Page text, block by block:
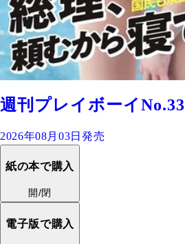
週刊プレイボーイNo.33
2026年08月03日発売
紙の本で購入
開/閉
電子版で購入